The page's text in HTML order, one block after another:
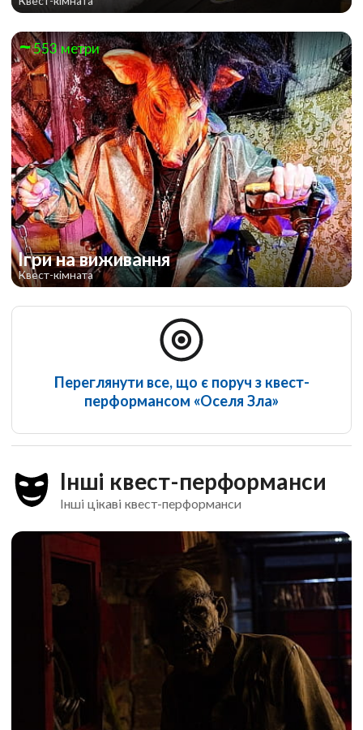
553 метри
Ігри на виживання
Квест-кімната
Переглянути все, що є поруч з квест-
перформансом «Оселя Зла»
Інші квест-перформанси
Інші цікаві квест-перформанси